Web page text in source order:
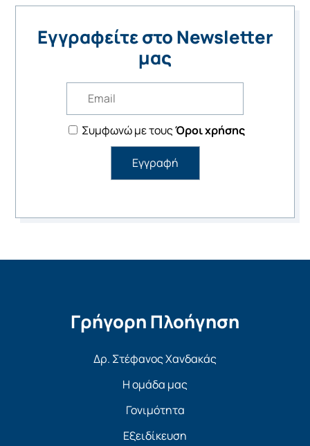
Εγγραφείτε στο Newsletter
μας
Συμφωνώ με τουςΌροι χρήσης
Γρήγορη Πλοήγηση
Δρ. Στέφανος Χανδακάς
Η ομάδα μας
Γονιμότητα
Εξειδίκευση